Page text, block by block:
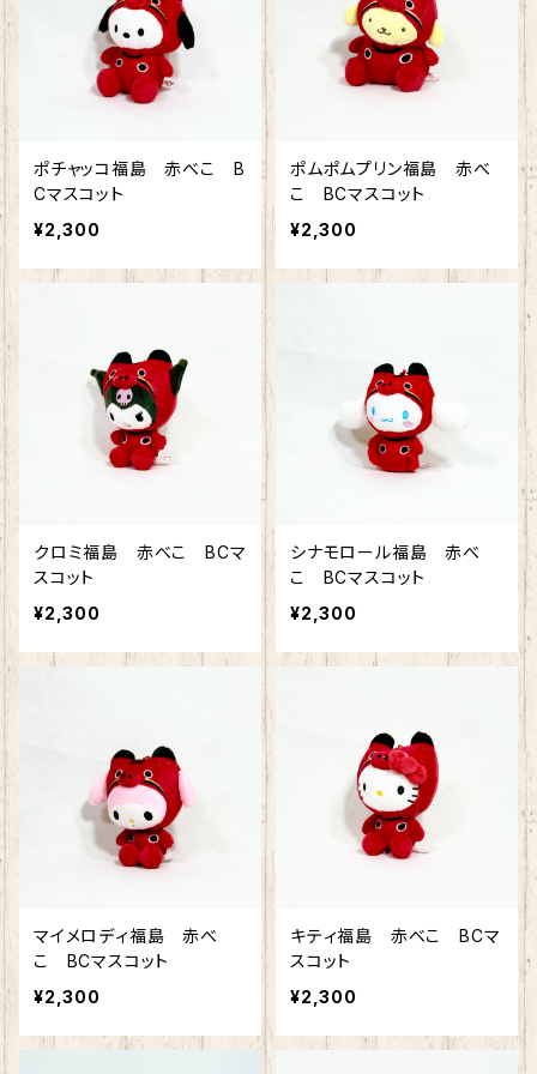
ポチャッコ福島 赤べこ B
Cマスコット
¥2,300
ポムポムプリン福島 赤べ
こ BCマスコット
¥2,300
クロミ福島 赤べこ BCマ
スコット
¥2,300
シナモロール福島 赤べ
こ BCマスコット
¥2,300
マイメロディ福島 赤べ
こ BCマスコット
¥2,300
キティ福島 赤べこ BCマ
スコット
¥2,300